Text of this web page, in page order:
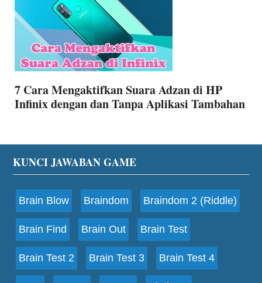
7 Cara Mengaktifkan Suara Adzan di HP
Infinix dengan dan Tanpa Aplikasi Tambahan
Footer
KUNCI JAWABAN GAME
Brain Blow Braindom Braindom 2 (Riddle)
Brain Find Brain Out Brain Test
Brain Test 2 Brain Test 3 Brain Test 4